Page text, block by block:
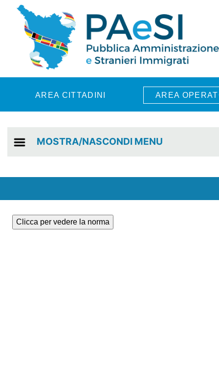
Skip to main content
AREA CITTADINI AREA
MOSTRA/NASCONDI MENU
Clicca per vedere la norma